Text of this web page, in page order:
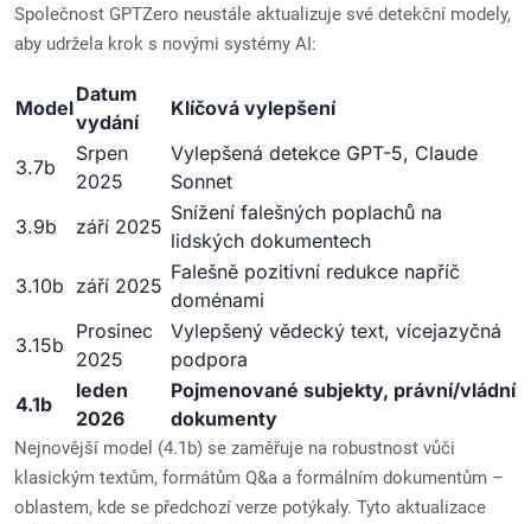
Společnost GPTZero neustále aktualizuje své detekční modely,
aby udržela krok s novými systémy AI:
Model
Datum
vydání
Klíčová vylepšení
3.7b
Srpen
2025
Vylepšená detekce GPT-5, Claude
Sonnet
3.9b
září 2025
Snížení falešných poplachů na
lidských dokumentech
3.10b září 2025
Falešně pozitivní redukce napříč
doménami
3.15b
Prosinec
2025
Vylepšený vědecký text, vícejazyčná
podpora
4.1b
leden
2026
Pojmenované subjekty, právní/vládní
dokumenty
Nejnovější model (4.1b) se zaměřuje na robustnost vůči
klasickým textům, formátům Q&a a formálním dokumentům –
oblastem, kde se předchozí verze potýkaly. Tyto aktualizace